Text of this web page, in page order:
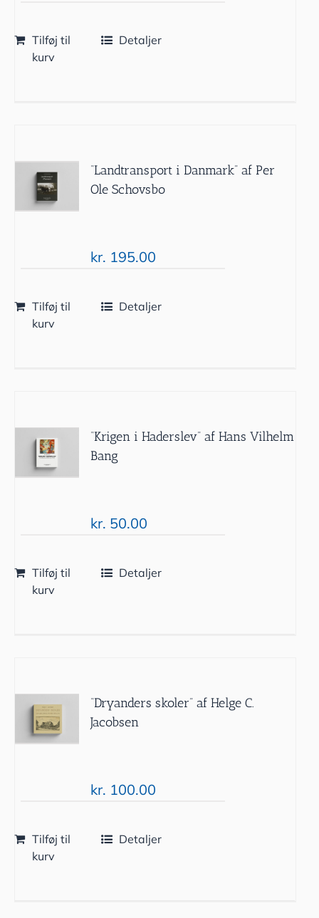
Tilføj til
kurv
Detaljer
“Landtransport i Danmark” af Per
Ole Schovsbo
kr. 195.00
Tilføj til
kurv
Detaljer
“Krigen i Haderslev” af Hans Vilhelm
Bang
kr. 50.00
Tilføj til
kurv
Detaljer
“Dryanders skoler” af Helge C.
Jacobsen
kr. 100.00
Tilføj til
kurv
Detaljer